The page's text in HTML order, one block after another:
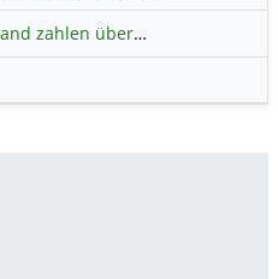
Menschen in Deutschland zahlen überwiegend ohne Bargeld